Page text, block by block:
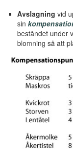
Avslagning vid
sin
beståndet under
blomning så att